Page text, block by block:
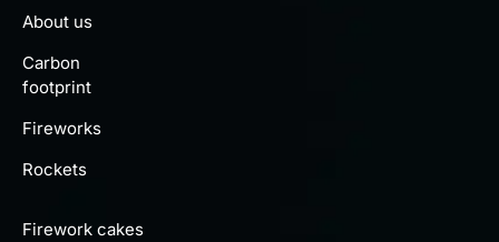
About us
Carbon
footprint
Fireworks
Rockets
Firework cakes